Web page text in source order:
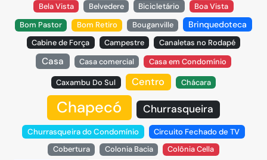
Bela Vista
Belvedere Bicicletário
Boa Vista
Bom Pastor
Bom Retiro Bouganville Brinquedoteca
Cabine de Força Campestre Canaletas no Rodapé
Casa Casa comercial Casa em Condomínio
Caxambu Do Sul Centro Chácara
Chapecó Churrasqueira
Churrasqueira do Condomínio
Circuito Fechado de TV
Cobertura
Colonia Bacia Colônia Cella